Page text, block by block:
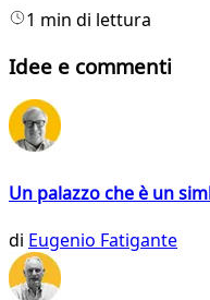
1 min di lettura
Idee e commenti
Un palazzo che è un
di Eugenio Fatigante